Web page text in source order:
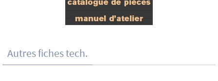
Autres fiches tech.